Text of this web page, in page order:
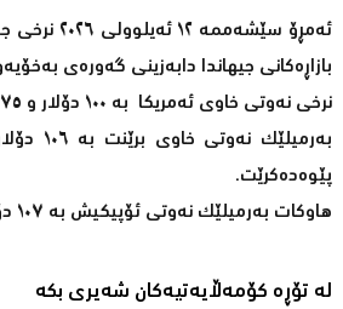
ئەمڕۆ
بازاڕەکانى جیهاندا دابەزینی گەورەی
نرخى نەوتى خاوى ئەمریکا بە ١٠٠ دۆلار و ٧٥ سەنت دەفرۆشرێت.
پێوەدەکرێت.
هاوکات بەرمیلێک نەوتی ئۆپیکیش بە ١٠٧ دۆلار و ٧٠ سەنتە
لە تۆڕە کۆمەڵایەتیەکان شەیری بکە